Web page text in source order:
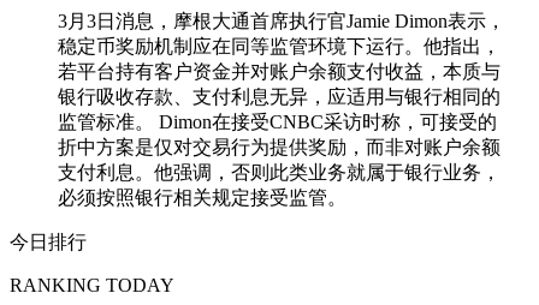
3月3日消息，摩根大通首席执行官Jamie Dimon表示，
稳定币奖励机制应在同等监管环境下运行。他指出，
若平台持有客户资金并对账户余额支付收益，本质与
银行吸收存款、支付利息无异，应适用与银行相同的
监管标准。 Dimon在接受CNBC采访时称，可接受的
折中方案是仅对交易行为提供奖励，而非对账户余额
支付利息。他强调，否则此类业务就属于银行业务，
必须按照银行相关规定接受监管。
今日排行
RANKING TODAY